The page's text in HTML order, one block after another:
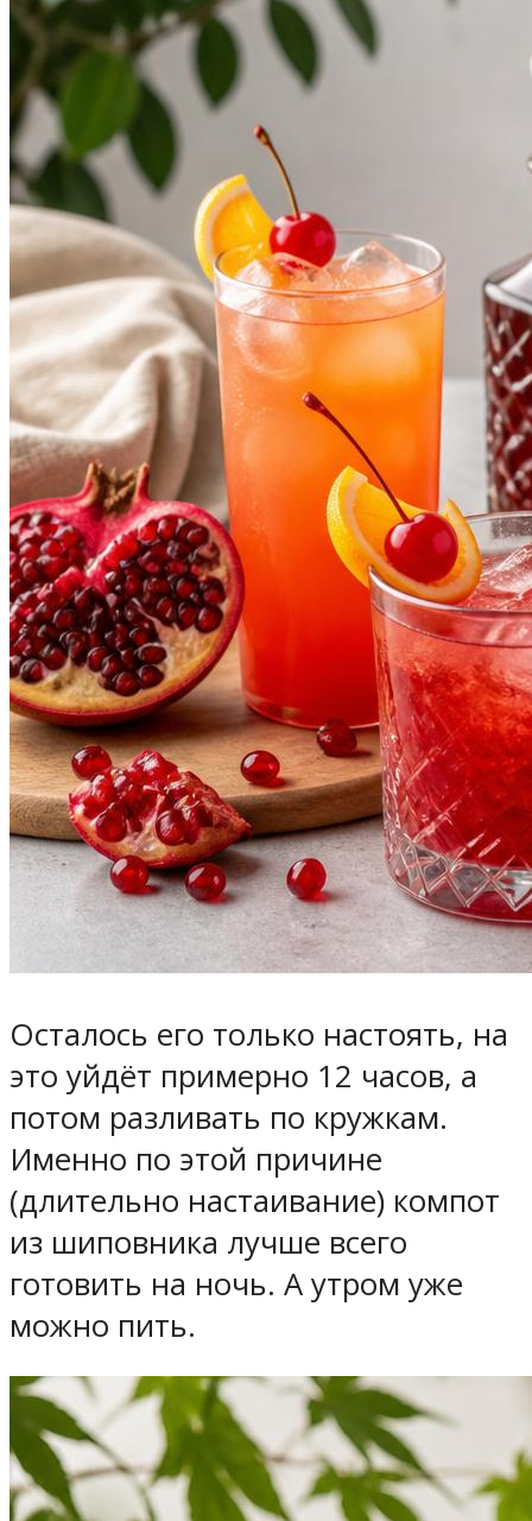
Осталось его только настоять, на
это уйдёт примерно 12 часов, а
потом разливать по кружкам.
Именно по этой причине
(длительно настаивание) компот
из шиповника лучше всего
готовить на ночь. А утром уже
можно пить.